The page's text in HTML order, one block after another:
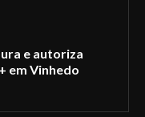
e autoriza
em Vinhedo